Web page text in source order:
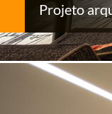
Projeto